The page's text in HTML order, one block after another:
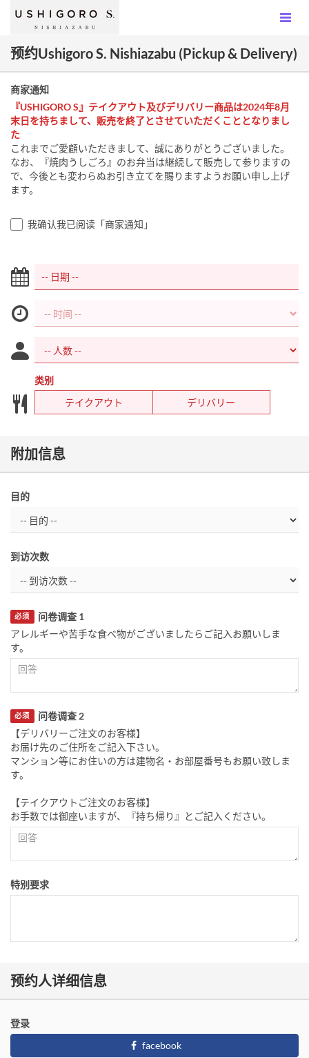
预约Ushigoro S. Nishiazabu (Pickup & Delivery)
商家通知
『USHIGORO S』テイクアウト及びデリバリー商品は2024年8月
末日を持ちまして、販売を終了とさせていただくこととなりまし
た
これまでご愛顧いただきまして、誠にありがとうございました。
なお、『焼肉うしごろ』のお弁当は継続して販売して参りますの
で、今後とも変わらぬお引き立てを賜りますようお願い申し上げ
ます。
我确认我已阅读「商家通知」
类别
テイクアウト
デリバリー
附加信息
目的
到访次数
问卷调查 1
必须
アレルギーや苦手な食べ物がございましたらご記入お願いしま
す。
问卷调查 2
必须
【デリバリーご注文のお客様】
お届け先のご住所をご記入下さい。
マンション等にお住いの方は建物名・お部屋番号もお願い致しま
す。
【テイクアウトご注文のお客様】
お手数では御座いますが、『持ち帰り』とご記入ください。
特别要求
预约人详细信息
登录
facebook